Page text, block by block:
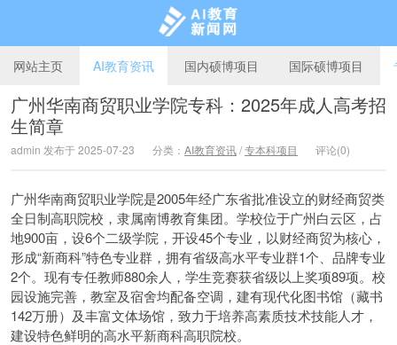
网站主页 AI教育资讯 国内硕博项目 国际硕博项目
广州华南商贸职业学院专科：2025年成人高考招
生简章
admin 发布于 2025-07-23 分类： AI教育资讯/专本科项目 评论(0)
广州华南商贸职业学院是2005年经广东省批准设立的财经商贸类
全日制高职院校，隶属南博教育集团。学校位于广州白云区，占
地900亩，设6个二级学院，开设45个专业，以财经商贸为核心，
形成“新商科”特色专业群，拥有省级高水平专业群1个、品牌专业
2个。现有专任教师880余人，学生竞赛获省级以上奖项89项。校
园设施完善，教室及宿舍均配备空调，建有现代化图书馆（藏书
142万册）及丰富文体场馆，致力于培养高素质技术技能人才，
建设特色鲜明的高水平新商科高职院校。